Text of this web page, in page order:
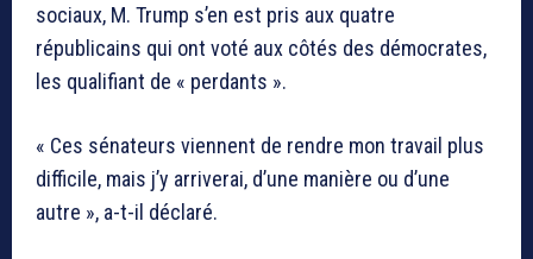
sociaux, M. Trump s’en est pris aux quatre
républicains qui ont voté aux côtés des démocrates,
les qualifiant de « perdants ».
« Ces sénateurs viennent de rendre mon travail plus
difficile, mais j’y arriverai, d’une manière ou d’une
autre », a-t-il déclaré.